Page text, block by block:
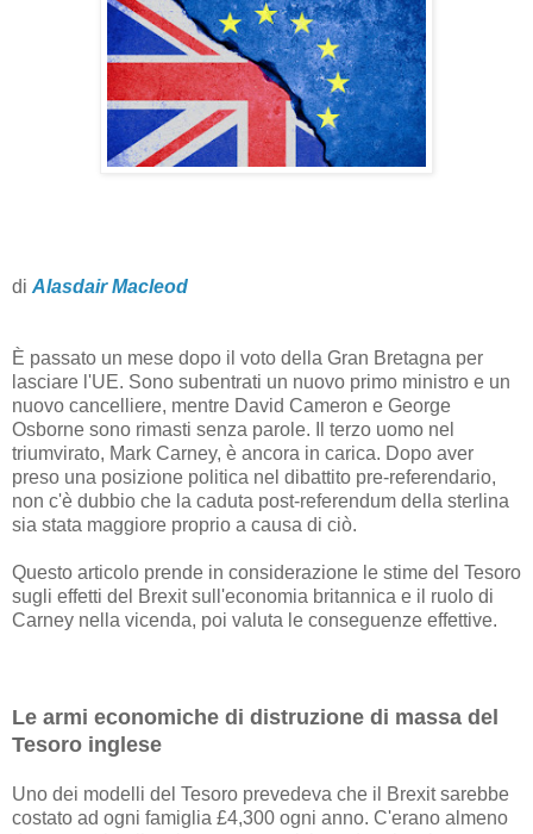
di Alasdair Macleod
È passato un mese dopo il voto della Gran Bretagna per
lasciare l'UE. Sono subentrati un nuovo primo ministro e un
nuovo cancelliere, mentre David Cameron e George
Osborne sono rimasti senza parole. Il terzo uomo nel
triumvirato, Mark Carney, è ancora in carica. Dopo aver
preso una posizione politica nel dibattito pre-referendario,
non c'è dubbio che la caduta post-referendum della sterlina
sia stata maggiore proprio a causa di ciò.
Questo articolo prende in considerazione le stime del Tesoro
sugli effetti del Brexit sull'economia britannica e il ruolo di
Carney nella vicenda, poi valuta le conseguenze effettive.
Le armi economiche di distruzione di massa del
Tesoro inglese
Uno dei modelli del Tesoro prevedeva che il Brexit sarebbe
costato ad ogni famiglia £4,300 ogni anno. C'erano almeno